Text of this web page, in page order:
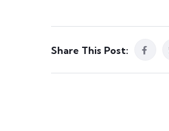
Share This Post: